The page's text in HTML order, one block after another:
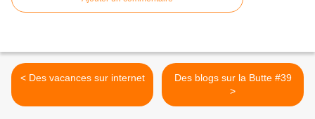
< Des vacances sur internet
Des blogs sur la Butte #39
>